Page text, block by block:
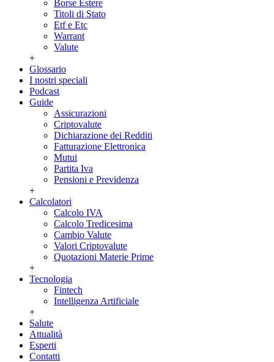
Borse Estere
Titoli di Stato
Etf e Etc
Warrant
Valute
+
Glossario
I nostri speciali
Podcast
Guide
Assicurazioni
Criptovalute
Dichiarazione dei Redditi
Fatturazione Elettronica
Mutui
Partita Iva
Pensioni e Previdenza
+
Calcolatori
Calcolo IVA
Calcolo Tredicesima
Cambio Valute
Valori Criptovalute
Quotazioni Materie Prime
+
Tecnologia
Fintech
Intelligenza Artificiale
+
Salute
Attualità
Esperti
Contatti